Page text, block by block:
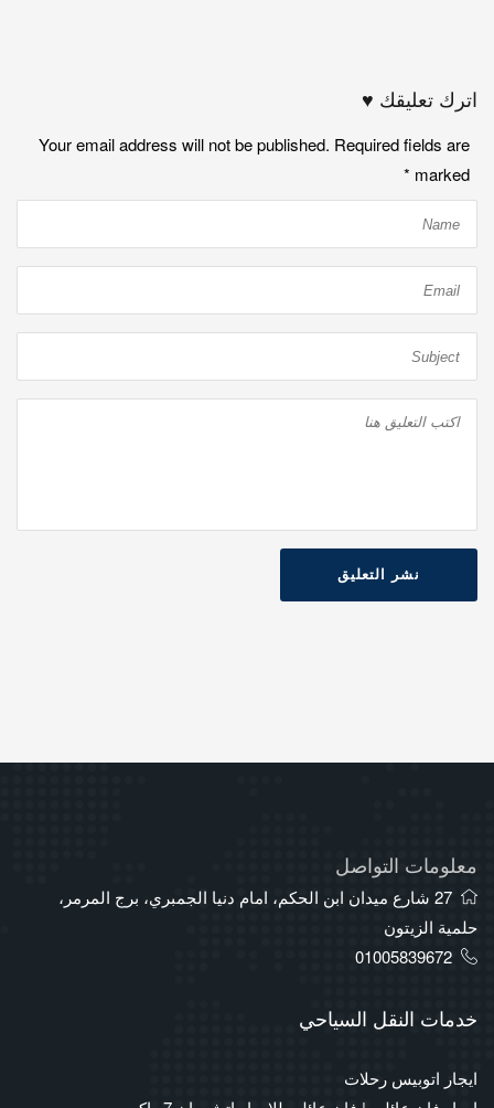
اترك تعليقك ♥
Your email address will not be published. Required fields are
marked
*
نشر التعليق
معلومات التواصل
27 شارع ميدان ابن الحكم، امام دنيا الجمبري، برج المرمر،
حلمية الزيتون
01005839672
خدمات النقل السياحي
ايجار اتوبيس رحلات